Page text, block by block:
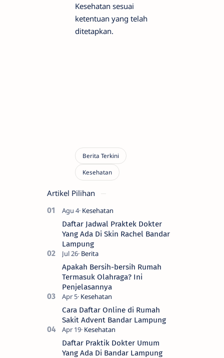
Kesehatan sesuai
ketentuan yang telah
ditetapkan.
Artikel Pilihan
Daftar Jadwal Praktek Dokter
Yang Ada Di Skin Rachel Bandar
Lampung
Apakah Bersih-bersih Rumah
Termasuk Olahraga? Ini
Penjelasannya
Cara Daftar Online di Rumah
Sakit Advent Bandar Lampung
Daftar Praktik Dokter Umum
Yang Ada Di Bandar Lampung